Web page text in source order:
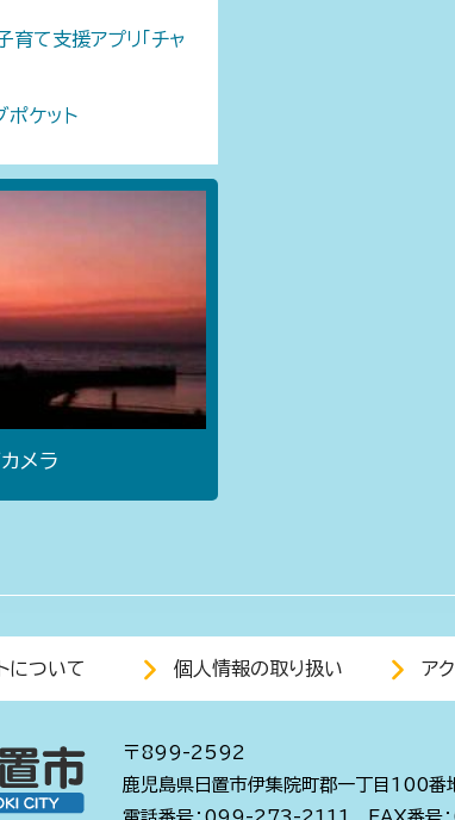
育て支援アプリ「チャ
ポケット
メラ
について 個人情報の取り扱い ア
〒899-2592
鹿児島県日置市伊集院町郡一丁目100番